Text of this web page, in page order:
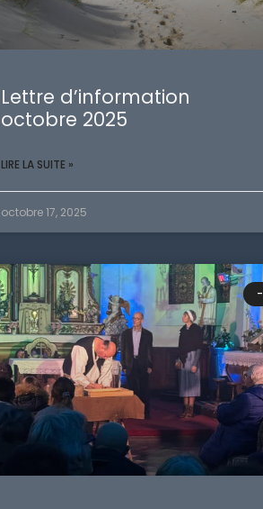
Lettre d’information
octobre 2025
LIRE LA SUITE »
octobre 17, 2025
-